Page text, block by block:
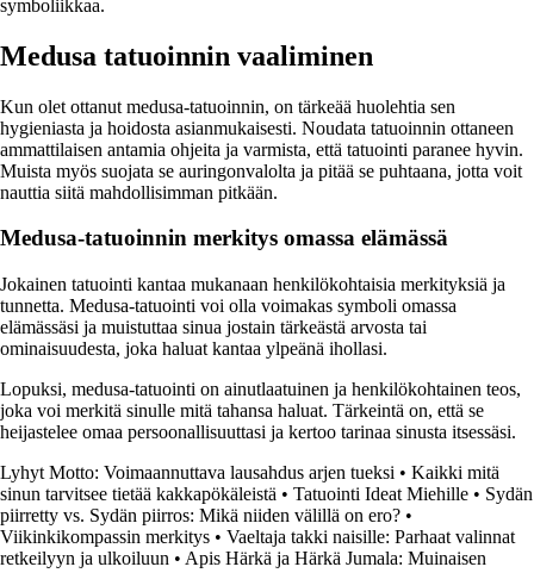
symboliikkaa.
Medusa tatuoinnin vaaliminen
Kun olet ottanut medusa-tatuoinnin, on tärkeää huolehtia sen
hygieniasta ja hoidosta asianmukaisesti. Noudata tatuoinnin ottaneen
ammattilaisen antamia ohjeita ja varmista, että tatuointi paranee hyvin.
Muista myös suojata se auringonvalolta ja pitää se puhtaana, jotta voit
nauttia siitä mahdollisimman pitkään.
Medusa-tatuoinnin merkitys omassa elämässä
Jokainen tatuointi kantaa mukanaan henkilökohtaisia merkityksiä ja
tunnetta. Medusa-tatuointi voi olla voimakas symboli omassa
elämässäsi ja muistuttaa sinua jostain tärkeästä arvosta tai
ominaisuudesta, joka haluat kantaa ylpeänä ihollasi.
Lopuksi, medusa-tatuointi on ainutlaatuinen ja henkilökohtainen teos,
joka voi merkitä sinulle mitä tahansa haluat. Tärkeintä on, että se
heijastelee omaa persoonallisuuttasi ja kertoo tarinaa sinusta itsessäsi.
Lyhyt Motto: Voimaannuttava lausahdus arjen tueksi • Kaikki mitä
sinun tarvitsee tietää kakkapökäleistä • Tatuointi Ideat Miehille • Sydän
piirretty vs. Sydän piirros: Mikä niiden välillä on ero? •
Viikinkikompassin merkitys • Vaeltaja takki naisille: Parhaat valinnat
retkeilyyn ja ulkoiluun • Apis Härkä ja Härkä Jumala: Muinaisen